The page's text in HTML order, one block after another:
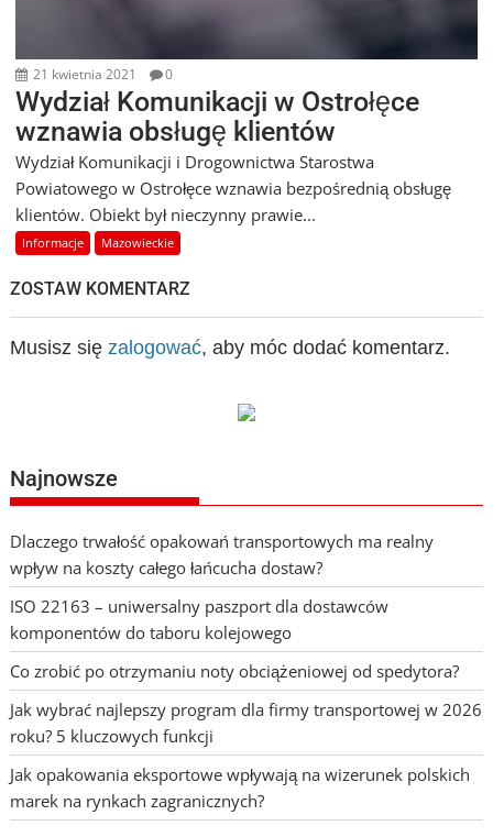
21 kwietnia 2021 0
Wydział Komunikacji w Ostrołęce
wznawia obsługę klientów
Wydział Komunikacji i Drogownictwa Starostwa
Powiatowego w Ostrołęce wznawia bezpośrednią obsługę
klientów. Obiekt był nieczynny prawie...
Informacje Mazowieckie
ZOSTAW KOMENTARZ
Musisz się zalogować, aby móc dodać komentarz.
Najnowsze
Dlaczego trwałość opakowań transportowych ma realny
wpływ na koszty całego łańcucha dostaw?
ISO 22163 – uniwersalny paszport dla dostawców
komponentów do taboru kolejowego
Co zrobić po otrzymaniu noty obciążeniowej od spedytora?
Jak wybrać najlepszy program dla firmy transportowej w 2026
roku? 5 kluczowych funkcji
Jak opakowania eksportowe wpływają na wizerunek polskich
marek na rynkach zagranicznych?